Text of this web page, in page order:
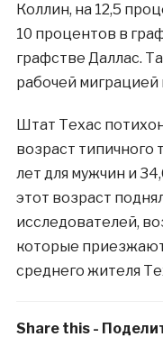
Коллин, на 12,5
10 процентов в
графстве Даллас.
рабочей миграцией
Штат Техас
возраст типичного
лет для мужчин и
этот возраст
исследователей,
которые
среднего жителя
Share this -